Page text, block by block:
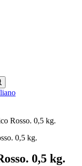
Rosso. 0,5 kg.
0,5 kg.